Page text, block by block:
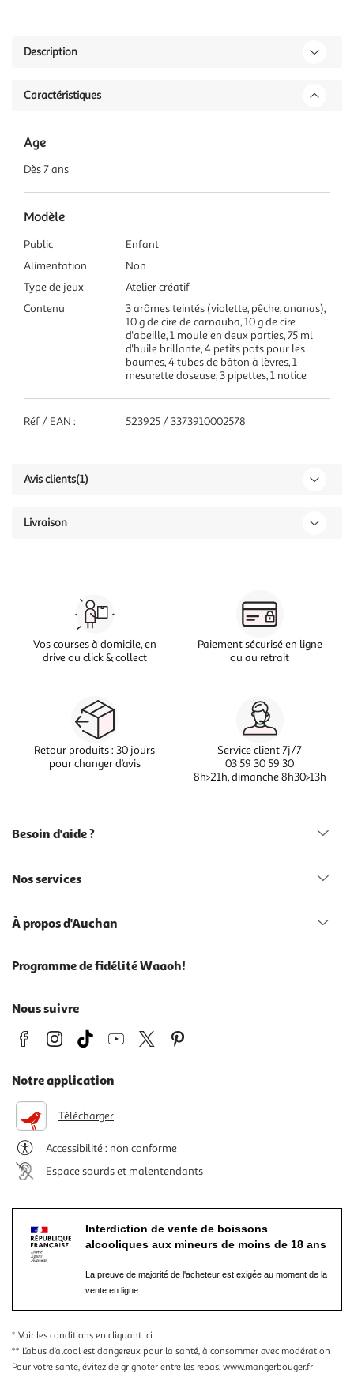
Description
Caractéristiques
Age
Dès 7 ans
Modèle
Public
Enfant
Alimentation
Non
Type de jeux
Atelier créatif
Contenu
3 arômes teintés (violette, pêche, ananas),
10 g de cire de carnauba, 10 g de cire
d'abeille, 1 moule en deux parties, 75 ml
d'huile brillante, 4 petits pots pour les
baumes, 4 tubes de bâton à lèvres, 1
mesurette doseuse, 3 pipettes, 1 notice
Réf / EAN : 523925 / 3373910002578
Avis clients(1)
Livraison
Vos courses à domicile, en
drive ou click & collect
Paiement sécurisé en ligne
ou au retrait
Retour produits : 30 jours
pour changer d’avis
Service client 7j/7
03 59 30 59 30
8h>21h, dimanche 8h30>13h
Besoin d'aide ?
Nos services
À propos d'Auchan
Programme de fidélité Waaoh!
Nous suivre
Notre application
Télécharger
Accessibilité : non conforme
Espace sourds et malentendants
Interdiction de vente de boissons
alcooliques aux mineurs de moins de 18 ans
La preuve de majorité de l'acheteur est exigée au moment de la
vente en ligne.
* Voir les conditions en cliquant ici
** L’abus d’alcool est dangereux pour la santé, à consommer avec modération
Pour votre santé, évitez de grignoter entre les repas. www.mangerbouger.fr